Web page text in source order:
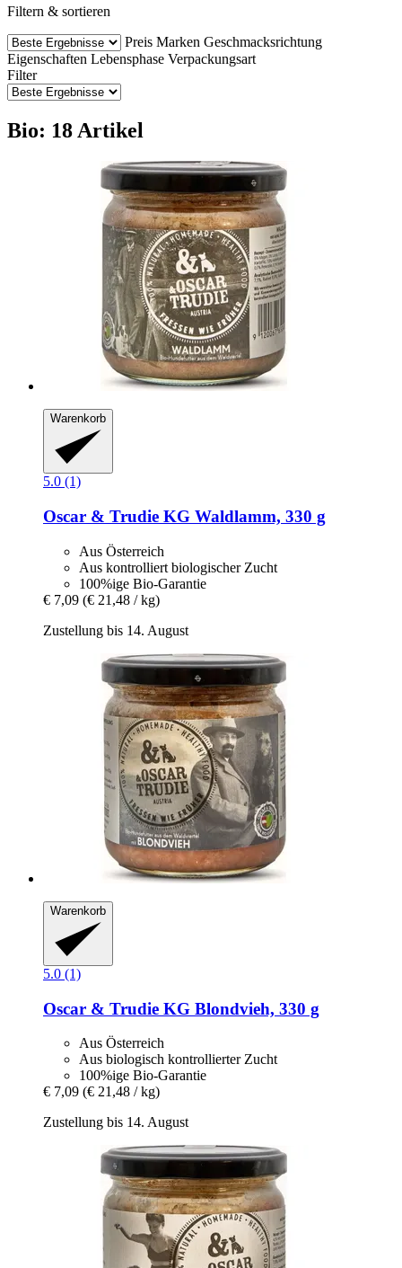
Filtern & sortieren
Preis Marken Geschmacksrichtung
Eigenschaften Lebensphase Verpackungsart
Filter
Bio: 18 Artikel
Warenkorb
5.0 (1)
Oscar & Trudie KG Waldlamm, 330 g
Aus Österreich
Aus kontrolliert biologischer Zucht
100%ige Bio-Garantie
€ 7,09 (€ 21,48 / kg)
Zustellung bis 14. August
Warenkorb
5.0 (1)
Oscar & Trudie KG Blondvieh, 330 g
Aus Österreich
Aus biologisch kontrollierter Zucht
100%ige Bio-Garantie
€ 7,09 (€ 21,48 / kg)
Zustellung bis 14. August